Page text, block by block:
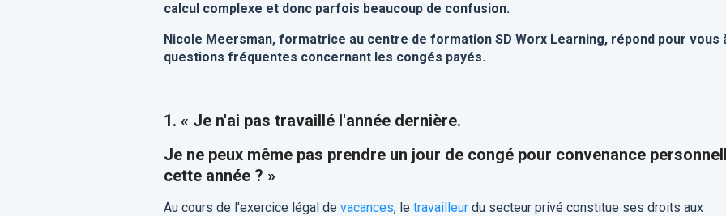
calcul complexe et donc parfois beaucoup de confusion.
Nicole Meersman, formatrice au centre de formation SD Worx Learning, répond pour vous
questions fréquentes concernant les congés payés.
1. « Je n'ai pas travaillé l'année dernière.
Je ne peux même pas prendre un jour de congé pour convenance
cette année ? »
Au cours de l'exercice légal de vacances, le travailleurdu secteur privé constitue ses droits aux